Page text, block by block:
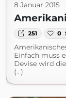
8 Januar 2015
251 0
Einfach muss
Devise wird
(...)